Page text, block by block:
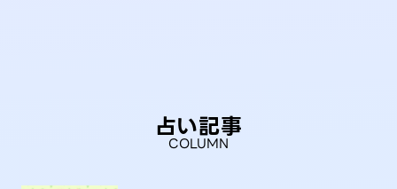
占い記事
COLUMN